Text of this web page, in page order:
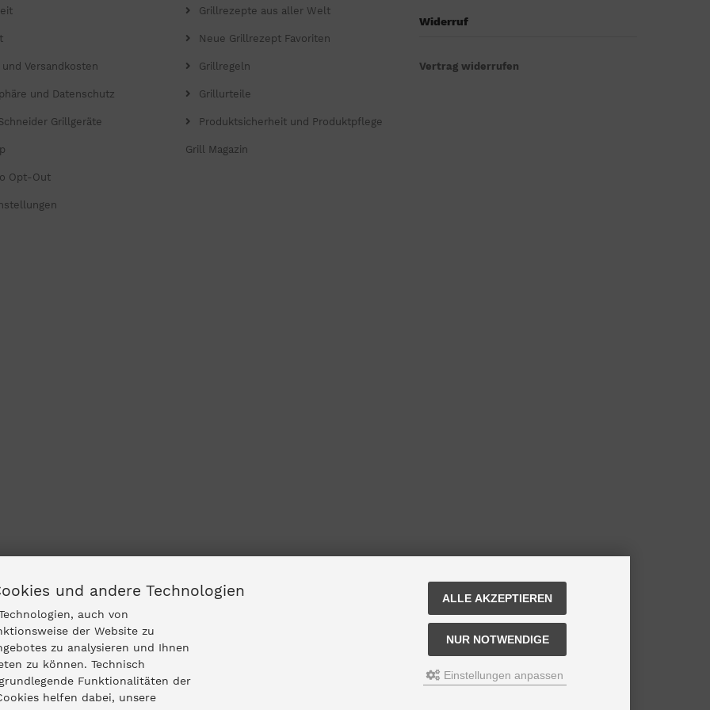
Versandkosten
und Datenschutz
Grillgeräte
Opt-Out
Grillrezepte aus aller Welt
Neue Grillrezept Favoriten
Grillregeln
Grillurteile
Produktsicherheit und Produktpflege
Grill Magazin
Widerruf
Vertrag widerrufen
und andere Technologien
auch von
der Website zu
zu analysieren und Ihnen
zu können. Technisch
Funktionalitäten der
helfen dabei, unsere
ALLE AKZEPTIEREN
NUR NOTWENDIGE
Einstellungen anpassen